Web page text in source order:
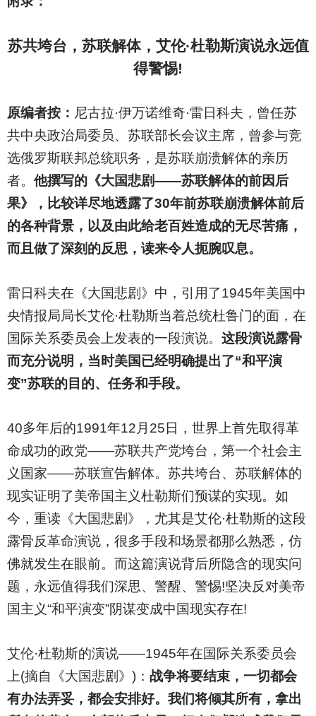
苏共垮台，苏联解体，艾伦·杜勒斯演说永远值
得警惕!
原编者按： 尼古拉·伊万诺维奇·雷日科夫，曾任苏
共中央政治局委员、苏联部长会议主席，曾参与竞
选俄罗斯联邦总统职务，是苏联崩溃解体的亲历
者。 他撰写的《大国悲剧——苏联解体的前因后
果》，比较详尽地透露了30年前苏联崩溃解体前后
的各种背景，以及由此给老百姓造成的无尽苦痛，
而且做了深刻的反思，读来令人扼腕叹息。
雷日科夫在《大国悲剧》中，引用了1945年美国中
央情报局局长艾伦·杜勒斯当着总统杜鲁门的面，在
国际关系委员会上发表的一段演说。 这段演说露骨
而充分说明，当时美国已经明确提出了“和平演
变”苏联的目的、任务和手段。
40多年后的1991年12月25日，世界上首先取得革
命成功的政党——苏联共产党垮台，第一个社会主
义国家——苏联宣告解体。苏共垮台、苏联解体的
现实证明了美帝国主义杜勒斯们预谋的实现。如
今，重读《大国悲剧》，尤其是艾伦·杜勒斯的这段
露骨反革命演说，很多手段和场景都那么熟悉，仿
佛就发生在眼前。而这篇演说背后所隐含的现实问
题，永远值得我们深思、警醒、警惕!坚决反对美帝
国主义“和平演变”阴谋变成中国现实存在!
艾伦·杜勒斯的演说——1945年在国际关系委员会
上(摘自《大国悲剧》)： 战争将要结束，一切都会
有办法弄妥，都会安排好。我们将倾其所有，拿出